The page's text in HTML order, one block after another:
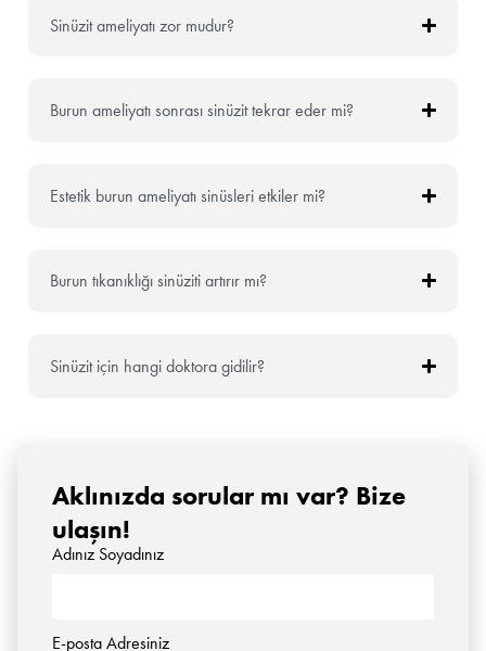
Aklınızda sorular mı var? Bize
ulaşın!
Adınız Soyadınız
E-posta Adresiniz
Sinüzit ameliyatı zor mudur?
Burun ameliyatı sonrası sinüzit tekrar eder mi?
Estetik burun ameliyatı sinüsleri etkiler mi?
Burun tıkanıklığı sinüziti artırır mı?
Sinüzit için hangi doktora gidilir?